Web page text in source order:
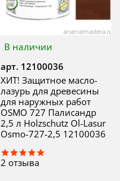
В наличии
арт. 12100036
ХИТ! Защитное масло-
лазурь для древесины
для наружных работ
OSMO 727 Палисандр
2,5 л Holzschutz Ol-Lasur
Osmo-727-2,5 12100036
2 отзыва